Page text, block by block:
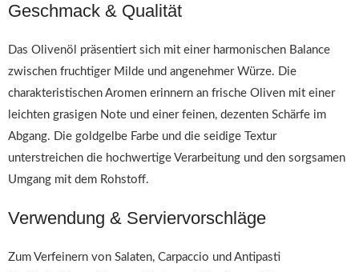
Geschmack & Qualität
Das Olivenöl präsentiert sich mit einer harmonischen Balance
zwischen fruchtiger Milde und angenehmer Würze. Die
charakteristischen Aromen erinnern an frische Oliven mit einer
leichten grasigen Note und einer feinen, dezenten Schärfe im
Abgang. Die goldgelbe Farbe und die seidige Textur
unterstreichen die hochwertige Verarbeitung und den sorgsamen
Umgang mit dem Rohstoff.
Verwendung & Serviervorschläge
Zum Verfeinern von Salaten, Carpaccio und Antipasti